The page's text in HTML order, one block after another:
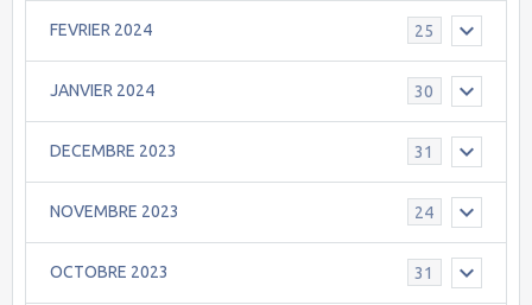
FEVRIER 2024 25
JANVIER 2024 30
DECEMBRE 2023 31
NOVEMBRE 2023 24
OCTOBRE 2023 31